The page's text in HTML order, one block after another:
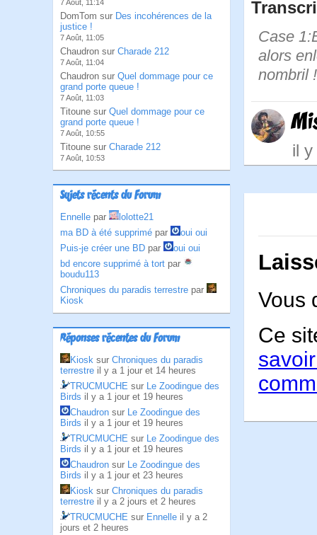
7 Août, 11:14
DomTom sur Des incohérences de la
justice !
7 Août, 11:05
Chaudron sur Charade 212
7 Août, 11:04
Chaudron sur Quel dommage pour ce
grand porte queue !
7 Août, 11:03
Titoune sur Quel dommage pour ce
grand porte queue !
7 Août, 10:55
Titoune sur Charade 212
7 Août, 10:53
Sujets récents du Forum
Ennelle par
lolotte21
ma BD à été supprimé par
oui oui
Puis-je créer une BD par
oui oui
bd encore supprimé à tort par
boudu113
Chroniques du paradis terrestre par
Kiosk
Réponses récentes du Forum
Kiosk sur Chroniques du paradis
terrestre il y a 1 jour et 14 heures
TRUCMUCHE sur Le Zoodingue des
Birds il y a 1 jour et 19 heures
Chaudron sur Le Zoodingue des
Birds il y a 1 jour et 19 heures
TRUCMUCHE sur Le Zoodingue des
Birds il y a 1 jour et 19 heures
Chaudron sur Le Zoodingue des
Birds il y a 1 jour et 23 heures
Kiosk sur Chroniques du paradis
terrestre il y a 2 jours et 2 heures
TRUCMUCHE sur Ennelle il y a 2
jours et 2 heures
Case
alors
nombril
il
Vous
Ce